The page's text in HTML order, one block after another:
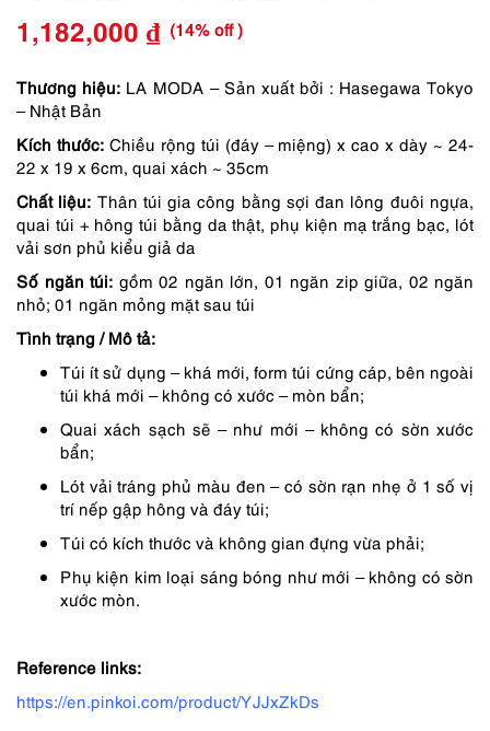
Giá
gốc
1,390,000 ₫.
1,182,000 ₫
Giá
hiện
là:
1,182,000 ₫.
(14% off )
Thương hiệu: LA MODA – Sản xuất bởi : Hasegawa Tokyo
– Nhật Bản
Kích thước:Chiều rộng túi (đáy – miệng) x cao x dày ~ 24-
22 x 19 x 6cm, quai xách ~ 35cm
Chất liệu: Thân túi gia công bằng sợi đan lông đuôi ngựa,
quai túi + hông túi bằng da thật, phụ kiện mạ trắng bạc, lót
vải sơn phủ kiểu giả da
Số ngăn túi: gồm 02 ngăn lớn, 01 ngăn zip giữa, 02 ngăn
nhỏ; 01 ngăn mỏng mặt sau túi
Tình trạng / Mô tả:
Túi ít sử dụng – khá mới, form túi cứng cáp, bên ngoài
túi khá mới – không có xước – mòn bẩn;
Quai xách sạch sẽ – như mới – không có sờn xước
bẩn;
Lót vải tráng phủ màu đen – có sờn rạn nhẹ ở 1 số vị
trí nếp gập hông và đáy túi;
Túi có kích thước và không gian đựng vừa phải;
Phụ kiện kim loại sáng bóng như mới – không có sờn
xước mòn.
Reference links:
https://en.pinkoi.com/product/YJJxZkDs